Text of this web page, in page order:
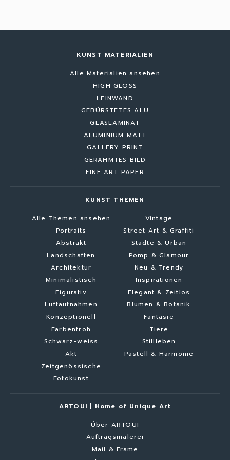
KUNST MATERIALIEN
Alle Materialien ansehen
HIGH GLOSS
LEINWAND
GEBÜRSTETES ALU
GLASLAMINAT
ALUMINIUM MATT
GALLERY PRINT
GERAHMTES BILD
FINE ART PAPER
KUNST THEMEN
Alle Themen ansehen
Portraits
Abstrakt
Landschaften
Architektur
Minimalistisch
Figurativ
Luftaufnahmen
Konzeptionell
Farbenfroh
Schwarz-weiss
Akt
Zeitgenössische
Fotokunst
Vintage
Street Art & Graffiti
Städte & Urban
Pomp & Glamour
Neu & Trendy
Inspirationen
Elegant & Zeitlos
Blumen & Botanik
Fantasie
Tiere
Stillleben
Pastell & Harmonie
ARTOUI | Home of Unique Art
Über ARTOUI
Auftragsmalerei
Mail & Frame